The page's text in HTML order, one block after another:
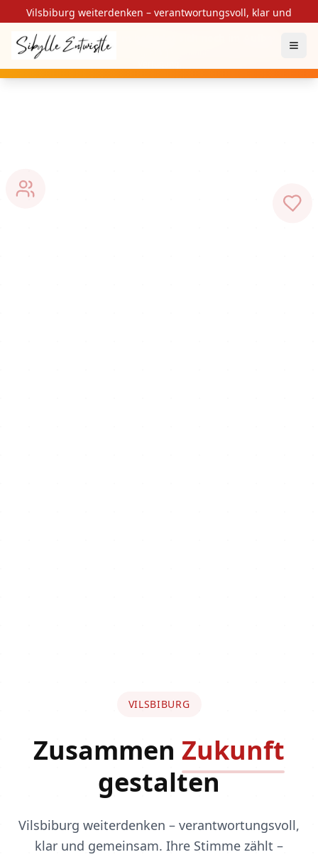
Vilsbiburg weiterdenken – verantwortungsvoll, klar und
gemeinsam
🚧 Diese Plattform befindet sich noch im Aufbau
Wir arbeiten an der Fertigstellung. Einige Funktionen stehen noch nicht zur
VILSBIBURG
Zusammen Zukunft
gestalten
Vilsbiburg weiterdenken – verantwortungsvoll,
klar und gemeinsam. Ihre Stimme zählt –